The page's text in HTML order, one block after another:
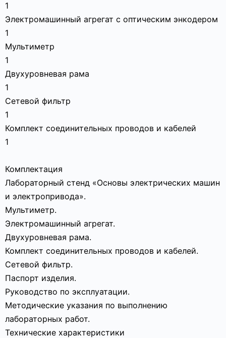
1
Электромашинный агрегат с оптическим энкодером
1
Мультиметр
1
Двухуровневая рама
1
Сетевой фильтр
1
Комплект соединительных проводов и кабелей
1
Комплектация
Лабораторный стенд «Основы электрических машин
и электропривода».
Мультиметр.
Электромашинный агрегат.
Двухуровневая рама.
Комплект соединительных проводов и кабелей.
Сетевой фильтр.
Паспорт изделия.
Руководство по эксплуатации.
Методические указания по выполнению
лабораторных работ.
Технические характеристики